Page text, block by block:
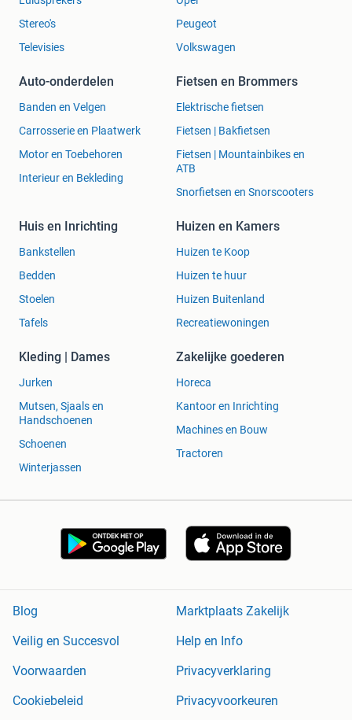
Stereo's
Televisies
Peugeot
Volkswagen
Auto-onderdelen
Banden en Velgen
Carrosserie en Plaatwerk
Motor en Toebehoren
Interieur en Bekleding
Fietsen en Brommers
Elektrische fietsen
Fietsen | Bakfietsen
Fietsen | Mountainbikes en
ATB
Snorfietsen en Snorscooters
Huis en Inrichting
Bankstellen
Bedden
Stoelen
Tafels
Huizen en Kamers
Huizen te Koop
Huizen te huur
Huizen Buitenland
Recreatiewoningen
Kleding | Dames
Jurken
Mutsen, Sjaals en
Handschoenen
Schoenen
Winterjassen
Zakelijke goederen
Horeca
Kantoor en Inrichting
Machines en Bouw
Tractoren
Blog
Marktplaats Zakelijk
Veilig en Succesvol
Help en Info
Voorwaarden
Privacyverklaring
Cookiebeleid
Privacyvoorkeuren